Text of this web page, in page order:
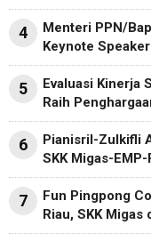
4
Menteri PPN/
Keynote
5
Evaluasi Kinerja
Raih
6
Pianisril-Zulkifli
SKK Migas-EMP-
7
Fun Pingpong
Riau, SKK Migas